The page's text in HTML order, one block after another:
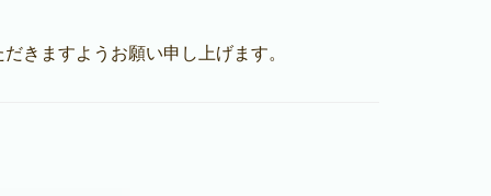
きますようお願い申し上げます。